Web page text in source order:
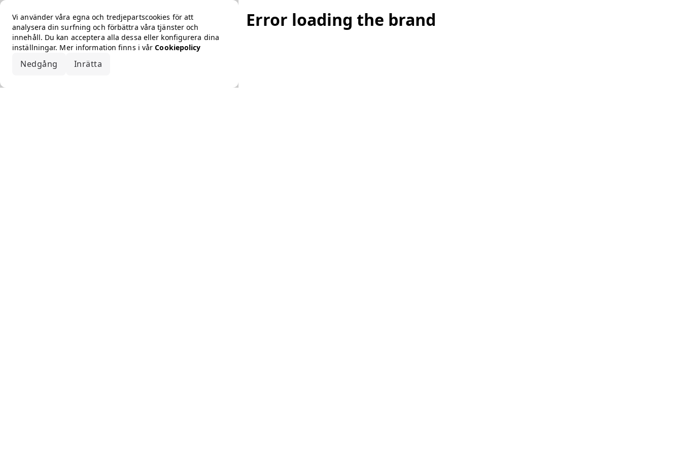
Vi använder våra egna och tredjepartscookies för att
analysera din surfning och förbättra våra tjänster och
innehåll. Du kan acceptera alla dessa eller konfigurera dina
inställningar. Mer information finns i vårCookiepolicy
Nedgång Inrätta
Error loading the brand